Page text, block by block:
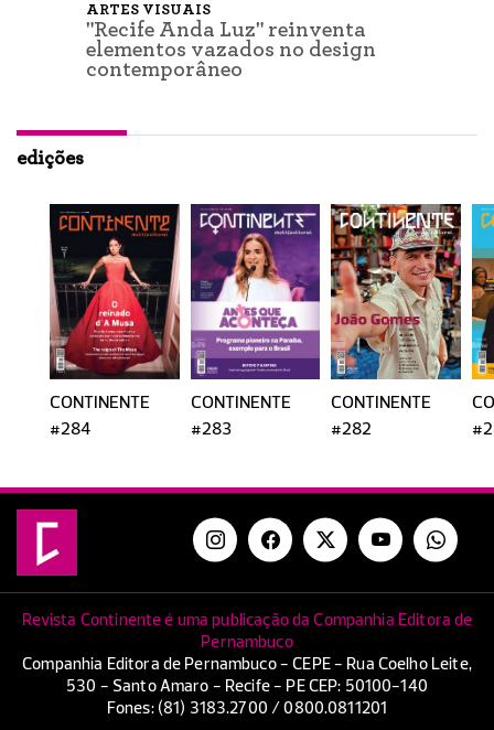
ARTES VISUAIS
"Recife Anda Luz" reinventa
elementos vazados no design
contemporâneo
edições
CONTINENTE
#284
CONTINENTE
#283
CONTINENTE
#282
Revista Continente é uma publicação da Companhia Editora de
Pernambuco
Companhia Editora de Pernambuco - CEPE - Rua Coelho Leite,
530 - Santo Amaro - Recife - PE CEP: 50100-140
Fones: (81) 3183.2700 / 0800.0811201